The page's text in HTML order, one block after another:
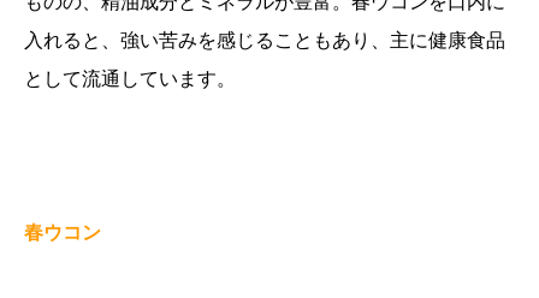
入れると、強い苦みを感じることもあり、主に健康食品
として流通しています。
春ウコン